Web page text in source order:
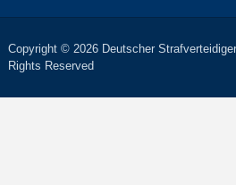
Copyright © 2026 Deutscher
Rights Reserved